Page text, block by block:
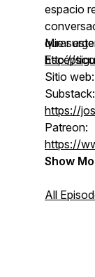
espacio
que
Mirar
http://
Sitio web:
Substack:
https://
Patreon:
https://
Show
All